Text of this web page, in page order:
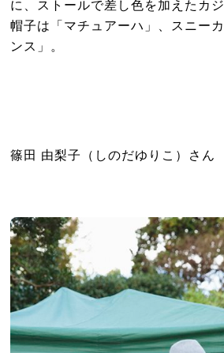
に、ストールで差し色を加えたカ
帽子は「マチュアーハ」、スニー
ンス」。
篠田 由梨子（しのだゆりこ）さ